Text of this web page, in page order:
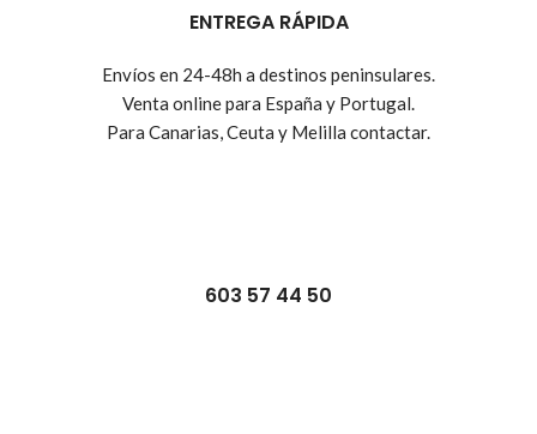
ENTREGA RÁPIDA
Envíos en 24-48h a destinos peninsulares.
Venta online para España y Portugal.
Para Canarias, Ceuta y Melilla contactar.
603 57 44 50